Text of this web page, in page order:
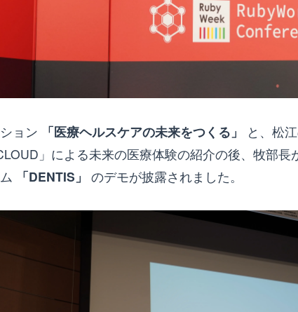
ョン 「医療ヘルスケアの未来をつくる」
と、松
」による未来の医療体験の紹介の後、牧部
「DENTIS」 のデモが披露されました。